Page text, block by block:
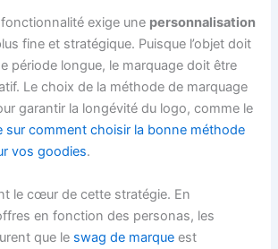
fonctionnalité exige une personnalisation
fine et stratégique. Puisque l’objet doit
période longue, le marquage doit être
Le choix de la méthode de marquage
garantir la longévité du logo, comme le
sur comment choisir la bonne méthode
vos goodies.
le cœur de cette stratégie. En
en fonction des personas, les
que le swag de marque est